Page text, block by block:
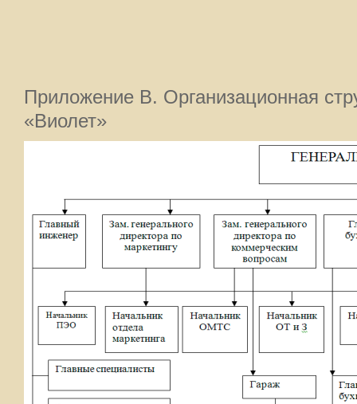
Приложение В. Организационная
«Виолет»